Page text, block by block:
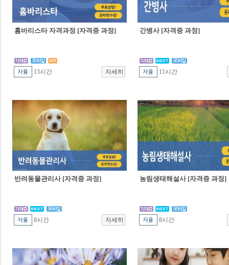
홈바리스타 자격과정 [자격증 과정]
13시간
간병사 [자격증 과정]
11시간
반려동물관리사 [자격증 과정]
8시간
농림생태해설사 [자격증 과정]
8시간